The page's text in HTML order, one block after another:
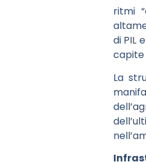
ritmi
di PIL
capite
La